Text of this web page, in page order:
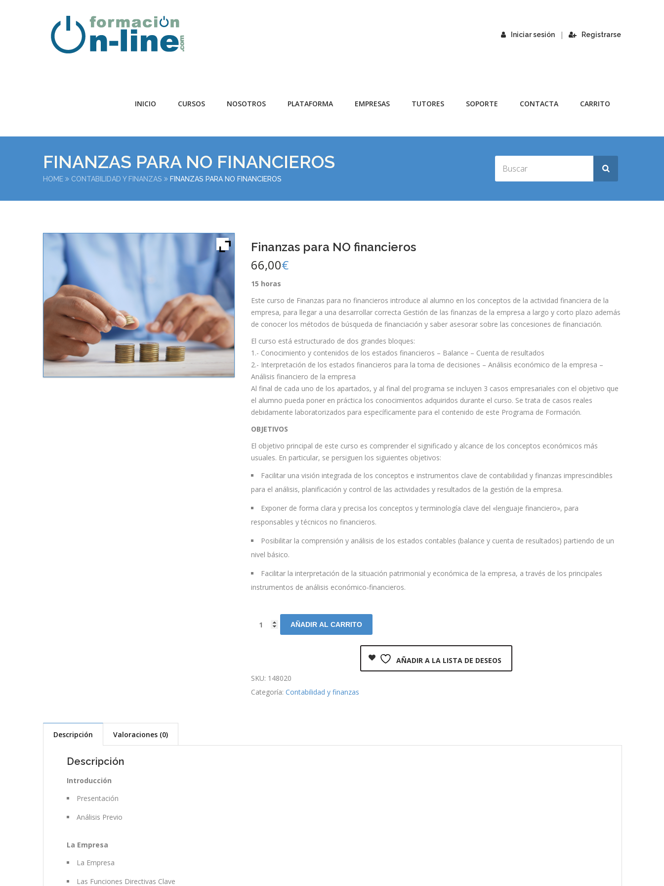
Iniciar sesión | Registrarse
INICIO CURSOS NOSOTROS PLATAFORMA EMPRESAS TUTORES SOPORTE CONTACTA CARRITO
FINANZAS PARA NO FINANCIEROS
HOME CONTABILIDAD Y FINANZAS FINANZAS PARA NO FINANCIEROS
Finanzas para NO financieros
66,00€
15 horas
Este curso de Finanzas para no financieros introduce al alumno en los conceptos de la actividad financiera de la
empresa, para llegar a una desarrollar correcta Gestión de las finanzas de la empresa a largo y corto plazo además
de conocer los métodos de búsqueda de financiación y saber asesorar sobre las concesiones de financiación.
El curso está estructurado de dos grandes bloques:
1.- Conocimiento y contenidos de los estados financieros – Balance – Cuenta de resultados
2.- Interpretación de los estados financieros para la toma de decisiones – Análisis económico de la empresa –
Análisis financiero de la empresa
Al final de cada uno de los apartados, y al final del programa se incluyen 3 casos empresariales con el objetivo que
el alumno pueda poner en práctica los conocimientos adquiridos durante el curso. Se trata de casos reales
debidamente laboratorizados para específicamente para el contenido de este Programa de Formación.
OBJETIVOS
El objetivo principal de este curso es comprender el significado y alcance de los conceptos económicos más
usuales. En particular, se persiguen los siguientes objetivos:
Facilitar una visión integrada de los conceptos e instrumentos clave de contabilidad y finanzas imprescindibles
para el análisis, planificación y control de las actividades y resultados de la gestión de la empresa.
Exponer de forma clara y precisa los conceptos y terminología clave del «lenguaje financiero», para
responsables y técnicos no financieros.
Posibilitar la comprensión y análisis de los estados contables (balance y cuenta de resultados) partiendo de un
nivel básico.
Facilitar la interpretación de la situación patrimonial y económica de la empresa, a través de los principales
instrumentos de análisis económico-financieros.
AÑADIR AL CARRITO
AÑADIR A LA LISTA DE DESEOS
SKU: 148020
Categoría:Contabilidad y finanzas
Descripción Valoraciones (0)
Descripción
Introducción
Presentación
Análisis Previo
La Empresa
La Empresa
Las Funciones Directivas Clave